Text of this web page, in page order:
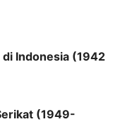
Indonesia (1942
(1949-